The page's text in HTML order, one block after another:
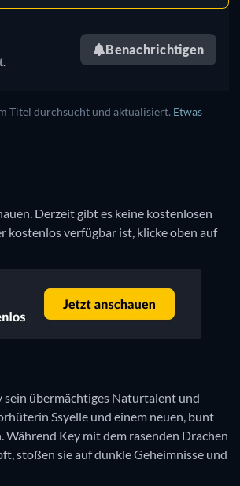
Benachrichtigen
Titel durchsucht und aktualisiert. Etwas
Derzeit gibt es keine kostenlosen
kostenlos verfügbar ist, klicke oben auf
sein übermächtiges Naturtalent und
Ssyelle und einem neuen, bunt
Key mit dem rasenden Drachen
stoßen sie auf dunkle Geheimnisse und